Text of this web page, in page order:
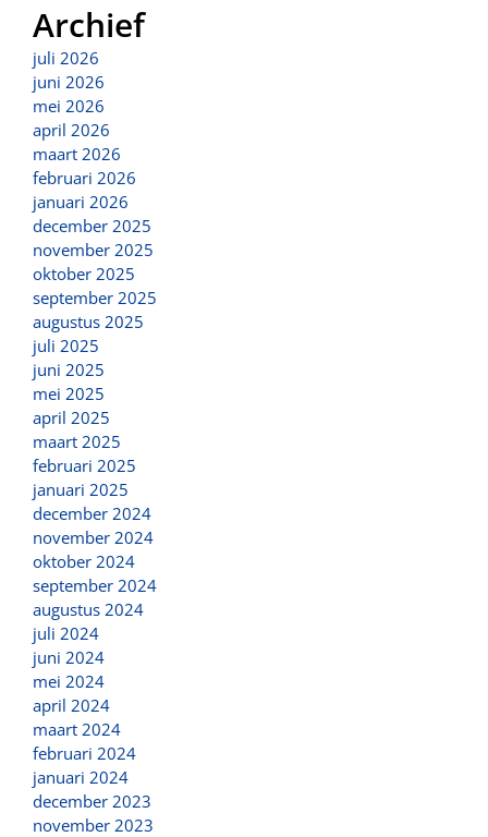
Archief
juli 2026
juni 2026
mei 2026
april 2026
maart 2026
februari 2026
januari 2026
december 2025
november 2025
oktober 2025
september 2025
augustus 2025
juli 2025
juni 2025
mei 2025
april 2025
maart 2025
februari 2025
januari 2025
december 2024
november 2024
oktober 2024
september 2024
augustus 2024
juli 2024
juni 2024
mei 2024
april 2024
maart 2024
februari 2024
januari 2024
december 2023
november 2023